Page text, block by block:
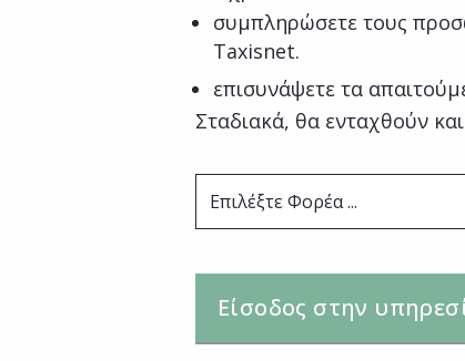
συμπληρώσετε τους
Taxisnet.
επισυνάψετε τα
Σταδιακά, θα ενταχθούν
Επιλέξτε Φορέα ...
Είσοδος στην